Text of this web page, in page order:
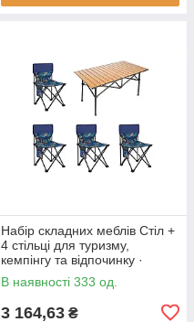
Набір складних меблів Стіл +
4 стільці для туризму,
кемпінгу та відпочинку ·
Металевий каркас
В наявності 333 од.
3 164,63 ₴